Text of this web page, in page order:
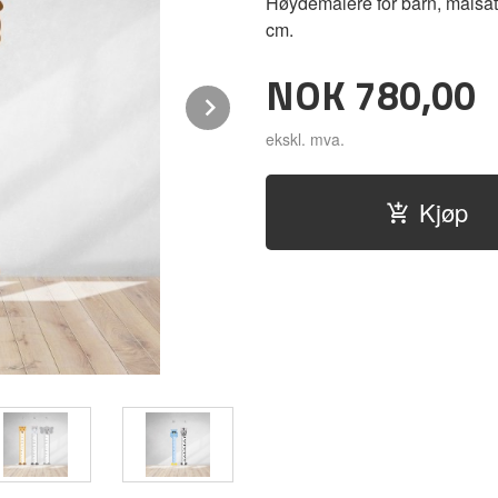
Next
cm.
Pris
NOK 780,00
ekskl. mva.
Kjøp